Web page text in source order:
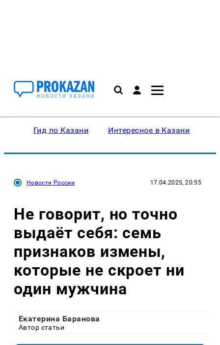
Гид по Казани Интересное в Казани
Новости России 17.04.2025, 20:55
Не говорит, но точно
выдаёт себя: семь
признаков измены,
которые не скроет ни
один мужчина
Екатерина Баранова
Автор статьи